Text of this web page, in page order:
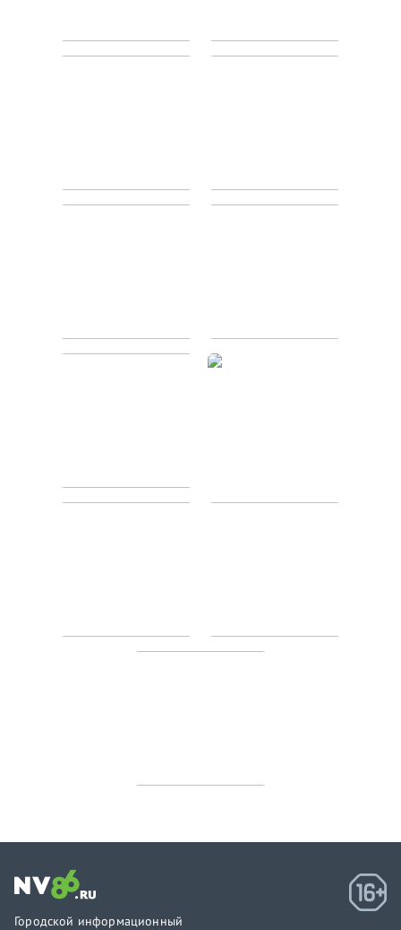
Городской информационный